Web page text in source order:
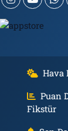
Hava
Puan
Fikstür